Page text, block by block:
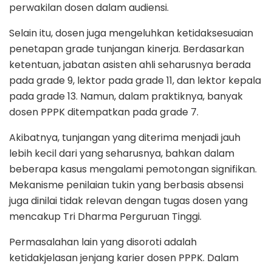
perwakilan dosen dalam audiensi.
Selain itu, dosen juga mengeluhkan ketidaksesuaian
penetapan grade tunjangan kinerja. Berdasarkan
ketentuan, jabatan asisten ahli seharusnya berada
pada grade 9, lektor pada grade 11, dan lektor kepala
pada grade 13. Namun, dalam praktiknya, banyak
dosen PPPK ditempatkan pada grade 7.
Akibatnya, tunjangan yang diterima menjadi jauh
lebih kecil dari yang seharusnya, bahkan dalam
beberapa kasus mengalami pemotongan signifikan.
Mekanisme penilaian tukin yang berbasis absensi
juga dinilai tidak relevan dengan tugas dosen yang
mencakup Tri Dharma Perguruan Tinggi.
Permasalahan lain yang disoroti adalah
ketidakjelasan jenjang karier dosen PPPK. Dalam